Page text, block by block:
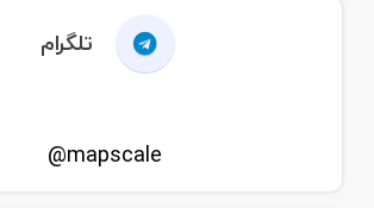
تلگرام
mapscale@